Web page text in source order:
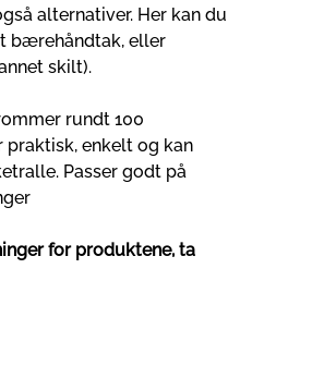
alternativer. Her kan du
bærehåndtak, eller
skilt).
rundt 100
enkelt og kan
Passer godt på
for produktene, ta